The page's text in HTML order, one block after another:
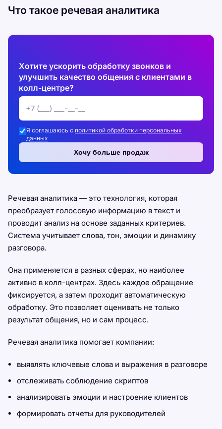
Что такое речевая аналитика
Хотите ускорить обработку звонков и
улучшить качество общения с клиентами в
колл-центре?
Я соглашаюсь с политикой обработки персональных
данных
Хочу больше продаж
Речевая аналитика — это технология, которая
преобразует голосовую информацию в текст и
проводит анализ на основе заданных критериев.
Система учитывает слова, тон, эмоции и динамику
разговора.
Она применяется в разных сферах, но наиболее
активно в колл-центрах. Здесь каждое обращение
фиксируется, а затем проходит автоматическую
обработку. Это позволяет оценивать не только
результат общения, но и сам процесс.
Речевая аналитика помогает компании:
выявлять ключевые слова и выражения в разговоре
отслеживать соблюдение скриптов
анализировать эмоции и настроение клиентов
формировать отчеты для руководителей